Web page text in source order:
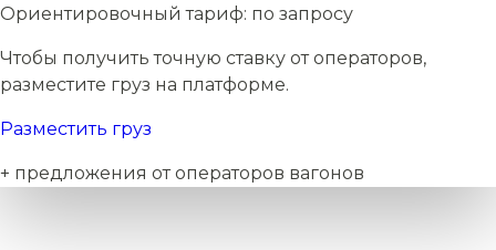
Ориентировочный тариф: по запросу
Чтобы получить точную ставку от операторов,
разместите груз на платформе.
Разместить груз
+ предложения от операторов вагонов